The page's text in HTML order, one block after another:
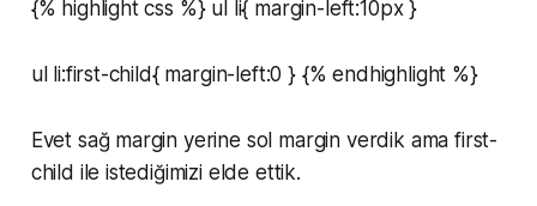
{% highlight css %} ul li{ margin-left:10px }
ul li:first-child{ margin-left:0 } {% endhighlight %}
Evet sağ margin yerine sol margin verdik ama first-
child ile istediğimizi elde ettik.